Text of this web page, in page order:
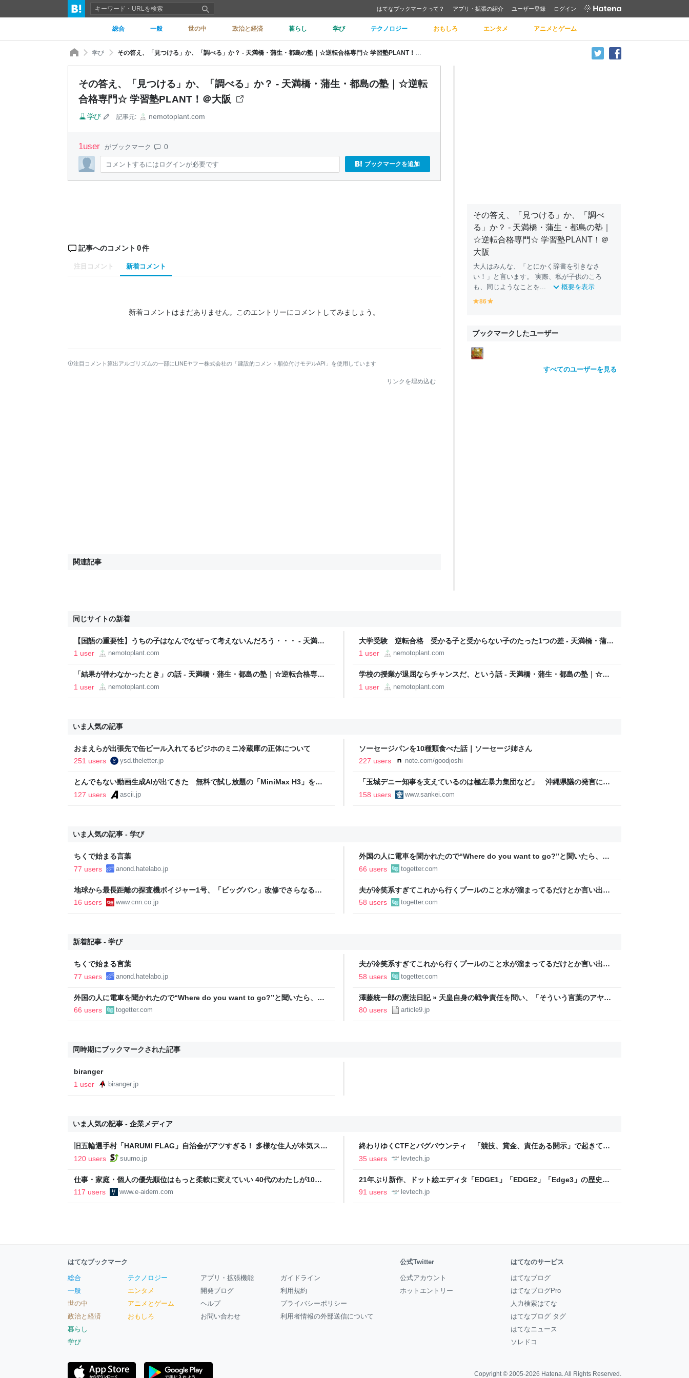
はてなブックマークって？ アプリ・拡張の紹介 ユーザー登録 ログイン
総合 一般 世の中 政治と経済 暮らし 学び テクノロジー おもしろ エンタメ アニメとゲーム
学び
その答え、「見つける」か、「調べる」か？ - 天満橋・蒲生・都島の塾｜☆逆転
合格専門☆ 学習塾PLANT！＠大阪
学び 記事元: nemotoplant.com
1user がブックマーク 0
コメントするにはログインが必要です ブックマークを追加
記事へのコメント 0件
注目コメント 新着コメント
新着コメントはまだありません。 このエントリーにコメントしてみましょう。
注目コメント算出アルゴリズムの一部にLINEヤフー株式会社の「建設的コメント順位付けモデルAPI」を使用しています
リンクを埋め込む
関連記事
その答え、「見つける」か、「調べ
る」か？ - 天満橋・蒲生・都島の塾｜
☆逆転合格専門☆ 学習塾PLANT！＠
大阪
大人はみんな、「とにかく辞書を引きなさ
い！」と言います。 実際、私が子供のころ
も、同じようなことを...
概要を表示
y
o
w
86
o
w
ブックマークしたユーザー
すべてのユーザーを見る
同じサイトの新着
【国語の重要性】うちの子はなんでなぜって考えないんだろう・・・ - 天満
橋・蒲生・都島の塾｜☆逆転合格専門☆ 学習塾PLANT！＠大阪
1 user nemotoplant.com
大学受験 逆転合格 受かる子と受からない子のたった1つの差 - 天満橋・蒲
生・都島の塾｜☆逆転合格専門☆ 学習塾PLANT！＠大阪
1 user nemotoplant.com
「結果が伴わなかったとき」の話 - 天満橋・蒲生・都島の塾｜☆逆転合格専門
☆ 学習塾PLANT！＠大阪
1 user nemotoplant.com
学校の授業が退屈ならチャンスだ、という話 - 天満橋・蒲生・都島の塾｜☆逆
転合格専門☆ 学習塾PLANT！＠大阪
1 user nemotoplant.com
いま人気の記事
おまえらが出張先で缶ビール入れてるビジホのミニ冷蔵庫の正体について
251 users
ysd.theletter.jp
ソーセージパンを10種類食べた話｜ソーセージ姉さん
227 users
note.com/goodjoshi
とんでもない動画生成AIが出てきた 無料で試し放題の「MiniMax H3」を徹
底検証 (1/5)
127 users ascii.jp
「玉城デニー知事を支えているのは極左暴力集団など」 沖縄県議の発言に、
撤回求め抗議
158 users www.sankei.com
いま人気の記事 - 学び
ちくで始まる言葉
77 users
anond.hatelabo.jp
外国の人に電車を聞かれたので“Where do you want to go?”と聞いたら、
「私日本語わかりません」と言われた話「理解するのに数秒かかった」「こん
66 users togetter.com
地球から最長距離の探査機ボイジャー1号、「ビッグバン」改修でさらなる探
査継続目指す
16 users www.cnn.co.jp
夫が冷笑系すぎてこれから行くプールのこと水が溜まってるだけとか言い出し
た「そんなこと言ったら彼自身も、素粒子が一時的に人の形にまとまってるだ
けじゃん」
58 users togetter.com
新着記事 - 学び
ちくで始まる言葉
77 users
anond.hatelabo.jp
夫が冷笑系すぎてこれから行くプールのこと水が溜まってるだけとか言い出し
た「そんなこと言ったら彼自身も、素粒子が一時的に人の形にまとまってるだ
58 users togetter.com
外国の人に電車を聞かれたので“Where do you want to go?”と聞いたら、
「私日本語わかりません」と言われた話「理解するのに数秒かかった」「こん
66 users togetter.com
澤藤統一郎の憲法日記 » 天皇自身の戦争責任を問い、「そういう言葉のアヤに
ついては、そういう文学方面はあまり研究もしてない…」との「迷答」を引き
80 users article9.jp
同時期にブックマークされた記事
biranger
1 user
biranger.jp
いま人気の記事 - 企業メディア
旧五輪選手村「HARUMI FLAG」自治会がアツすぎる！ 多様な住人が本気スキ
ルで挑む、盆踊り2万人集客や交通改善など“街の価値向上”戦略 東京・中央
120 users suumo.jp
終わりゆくCTFとバグバウンティ 「競技、賞金、責任ある開示」で起きてい
ること【フォーカス】 - レバテックLAB
35 users levtech.jp
仕事・家庭・個人の優先順位はもっと柔軟に変えていい 40代のわたしが10年
後の自分に伝えたいこと - りっすん by イーアイデム
117 users www.e-aidem.com
21年ぶり新作、ドット絵エディタ「EDGE1」「EDGE2」「Edge3」の歴史に
ついて作者に聞く【フォーカス】 - レバテックLAB
91 users levtech.jp
はてなブックマーク
総合
一般
世の中
政治と経済
暮らし
学び
テクノロジー
エンタメ
アニメとゲーム
おもしろ
アプリ・拡張機能
開発ブログ
ヘルプ
お問い合わせ
ガイドライン
利用規約
プライバシーポリシー
利用者情報の外部送信について
公式Twitter
公式アカウント
ホットエントリー
はてなのサービス
はてなブログ
はてなブログPro
人力検索はてな
はてなブログ タグ
はてなニュース
ソレドコ
Copyright © 2005-2026 Hatena. All Rights Reserved.